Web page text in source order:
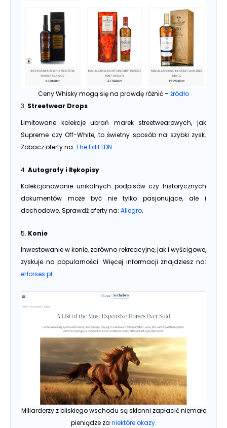
Ceny Whisky mogą się na prawdę różnić –źródło
3. Streetwear Drops
Limitowane kolekcje ubrań marek streetwearowych, jak
Supreme czy Off-White, to świetny sposób na szybki zysk.
Zobacz oferty na: The Edit LDN.
4. Autografy i Rękopisy
Kolekcjonowanie unikalnych podpisów czy historycznych
dokumentów może być nie tylko pasjonujące, ale i
dochodowe. Sprawdź oferty na: Allegro.
5. Konie
Inwestowanie w konie, zarówno rekreacyjne, jak i wyścigowe,
zyskuje na popularności. Więcej informacji znajdziesz na:
eHorses.pl.
Miliarderzy z bliskiego wschodu są skłonni zapłacić niemałe
pieniądze za niektóre okazy.